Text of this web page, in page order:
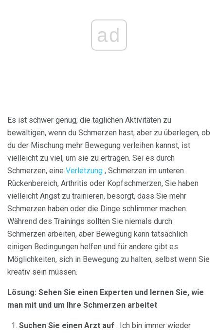
ad
Es ist schwer genug, die täglichen Aktivitäten zu
bewältigen, wenn du Schmerzen hast, aber zu überlegen, ob
du der Mischung mehr Bewegung verleihen kannst, ist
vielleicht zu viel, um sie zu ertragen. Sei es durch
Schmerzen, eine Verletzung , Schmerzen im unteren
Rückenbereich, Arthritis oder Kopfschmerzen, Sie haben
vielleicht Angst zu trainieren, besorgt, dass Sie mehr
Schmerzen haben oder die Dinge schlimmer machen.
Während des Trainings sollten Sie niemals durch
Schmerzen arbeiten, aber Bewegung kann tatsächlich
einigen Bedingungen helfen und für andere gibt es
Möglichkeiten, sich in Bewegung zu halten, selbst wenn Sie
kreativ sein müssen.
Lösung: Sehen Sie einen Experten und lernen Sie, wie
man mit und um Ihre Schmerzen arbeitet
Suchen Sie einen Arzt auf : Ich bin immer wieder